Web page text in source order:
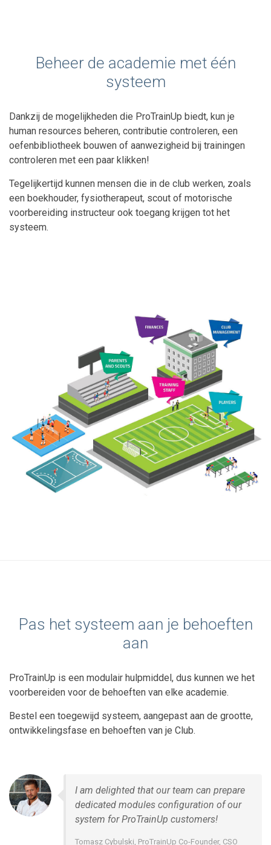
Beheer de academie met één
systeem
Dankzij de mogelijkheden die ProTrainUp biedt, kun je
human resources beheren, contributie controleren, een
oefenbibliotheek bouwen of aanwezigheid bij trainingen
controleren met een paar klikken!
Tegelijkertijd kunnen mensen die in de club werken, zoals
een boekhouder, fysiotherapeut, scout of motorische
voorbereiding instructeur ook toegang krijgen tot het
systeem.
Pas het systeem aan je behoeften
aan
ProTrainUp is een modulair hulpmiddel, dus kunnen we het
voorbereiden voor de behoeften van elke academie.
Bestel een toegewijd systeem, aangepast aan de grootte,
ontwikkelingsfase en behoeften van je Club.
I am delighted that our team can prepare
dedicated modules configuration of our
system for ProTrainUp customers!
Tomasz Cybulski, ProTrainUp Co-Founder, CSO